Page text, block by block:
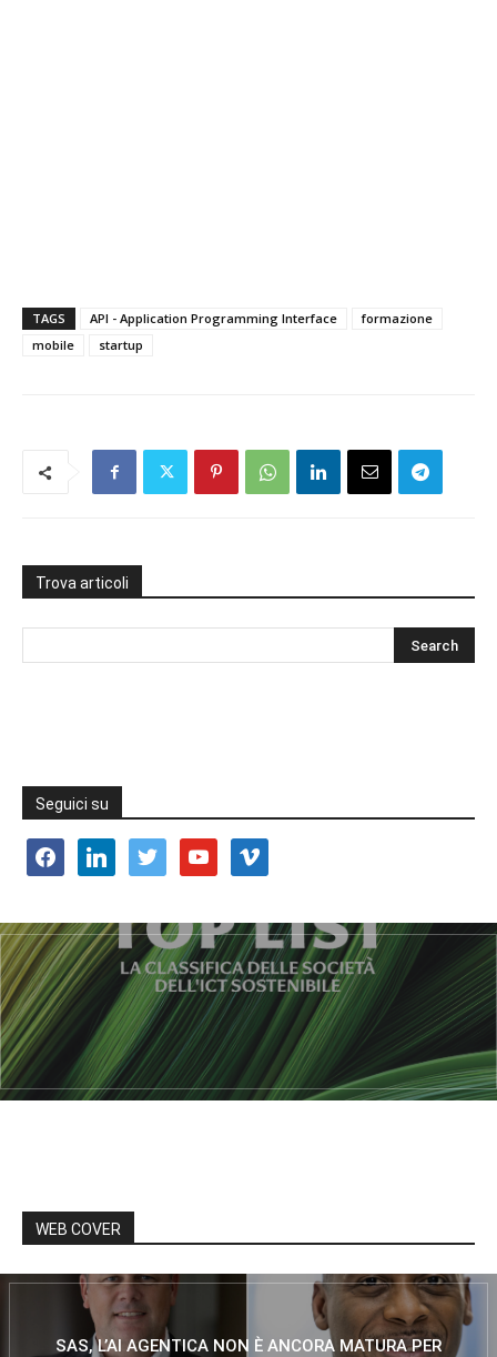
TAGS API - Application Programming Interface
formazione
mobile
startup
Trova articoli
Seguici su
facebooklinkedin twitter youtube vimeo
WEB COVER
SAS, L’AI AGENTICA NON È ANCORA MATURA PER